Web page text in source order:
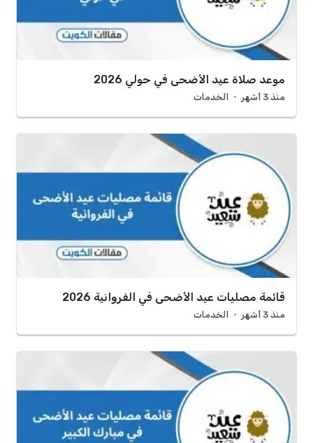
موعد صلاة عيد الأضحى في حولي 2026
منذ 3 أشهر الخدمات
قائمة مصليات عيد الأضحى في الفروانية 2026
منذ 3 أشهر الخدمات